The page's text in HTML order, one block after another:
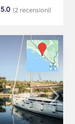
(2 recensioni)
5.0